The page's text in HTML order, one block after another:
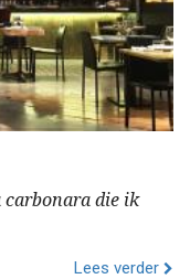
carbonara die ik
Lees verder